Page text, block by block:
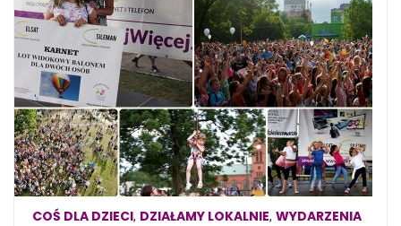
COŚ DLA DZIECI, DZIAŁAMY LOKALNIE, WYDARZENIA